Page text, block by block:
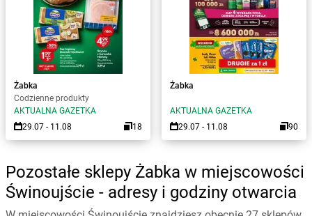
Żabka
Codzienne produkty
AKTUALNA GAZETKA
29.07 - 11.08
18
Żabka
AKTUALNA GAZETKA
29.07 - 11.08
90
Pozostałe sklepy Żabka w miejscowości
Świnoujście - adresy i godziny otwarcia